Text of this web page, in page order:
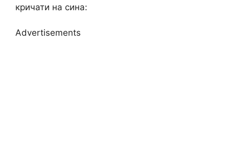
кричати на сина:
Advertisements